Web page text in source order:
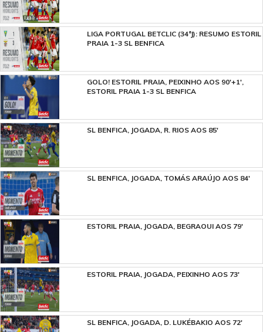
LIGA PORTUGAL BETCLIC (34ªJ): RESUMO ESTORIL
PRAIA 1-3 SL BENFICA
GOLO! ESTORIL PRAIA, PEIXINHO AOS 90'+1',
ESTORIL PRAIA 1-3 SL BENFICA
SL BENFICA, JOGADA, R. RIOS AOS 85'
SL BENFICA, JOGADA, TOMÁS ARAÚJO AOS 84'
ESTORIL PRAIA, JOGADA, BEGRAOUI AOS 79'
ESTORIL PRAIA, JOGADA, PEIXINHO AOS 73'
SL BENFICA, JOGADA, D. LUKÉBAKIO AOS 72'